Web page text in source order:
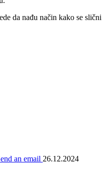
da nađu način kako se slični
an email 26.12.2024